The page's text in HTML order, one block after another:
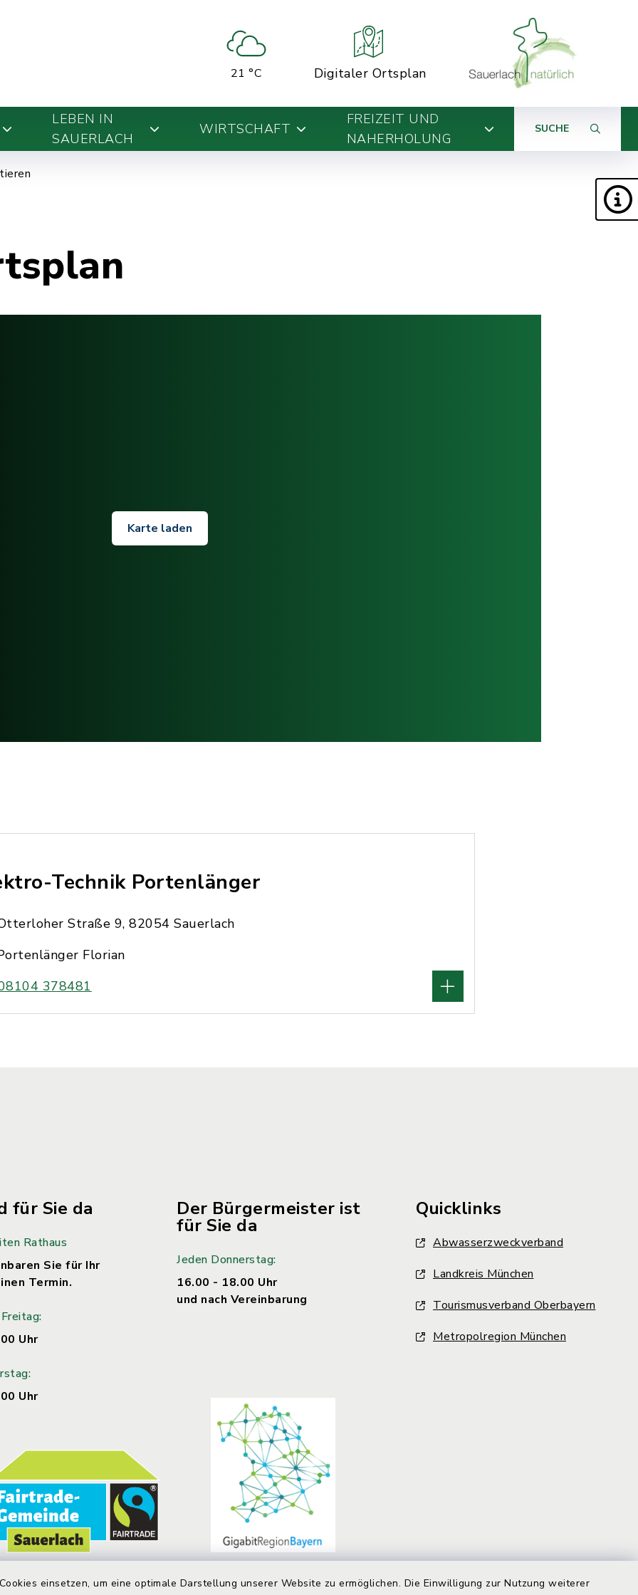
einsetzen, um eine optimale Darstellung unserer Website zu ermöglichen. Die Einwilligung zur Nutzung weiterer
21 °C Digitaler Ortsplan
LEBEN IN
SAUERLACH
WIRTSCHAFT
FREIZEIT UND
NAHERHOLUNG
SUCHE
Karte laden
Technik Portenlänger
Straße 9, 82054 Sauerlach
Florian
378481
für Sie da
Rathaus
Sie für Ihr
Termin.
Uhr
Uhr
Der Bürgermeister ist
für Sie da
Jeden Donnerstag:
16.00 - 18.00 Uhr
und nach Vereinbarung
Quicklinks
Abwasserzweckverband
Landkreis München
Tourismusverband Oberbayern
Metropolregion München